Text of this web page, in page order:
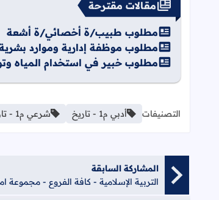
مقالات مقترحة
مطلوب طبيب/ة أخصائي/ة أشعة
مطلوب موظفة إدارية وموارد
مطلوب خبير في استخدام المياه
التصنيفات أدبي م1 - تاريخ شرعي م1 - تاريخ
المشاركة السابقة